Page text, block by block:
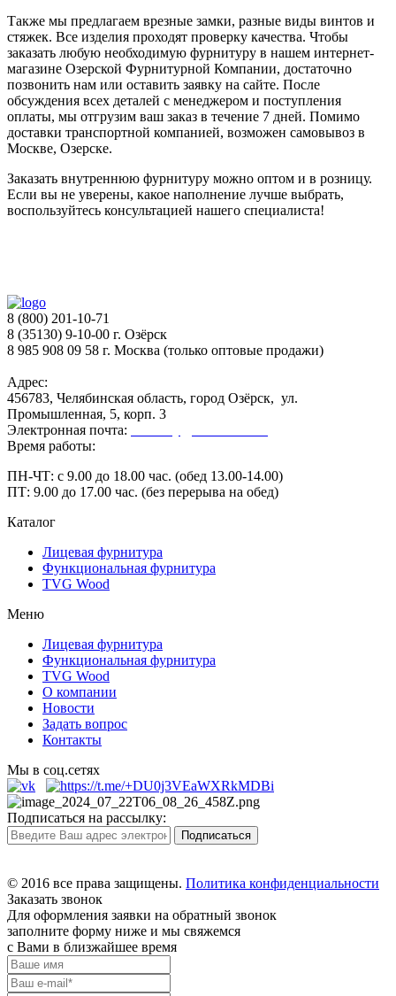
Также мы предлагаем врезные замки, разные виды винтов и
стяжек. Все изделия проходят проверку качества. Чтобы
заказать любую необходимую фурнитуру в нашем интернет-
магазине Озерской Фурнитурной Компании, достаточно
позвонить нам или оставить заявку на сайте. После
обсуждения всех деталей с менеджером и поступления
оплаты, мы отгрузим ваш заказ в течение 7 дней. Помимо
доставки транспортной компанией, возможен самовывоз в
Москве, Озерске.
Заказать внутреннюю фурнитуру можно оптом и в розницу.
Если вы не уверены, какое наполнение лучше выбрать,
воспользуйтесь консультацией нашего специалиста!
8 (800) 201-10-71
8 (35130) 9-10-00 г. Озёрск
8 985 908 09 58 г. Москва (только оптовые продажи)
Адрес:
456783, Челябинская область, город Озёрск, ул.
Промышленная, 5, корп. 3
Электронная почта:
Время работы:
ПН-ЧТ: с 9.00 до 18.00 час. (обед 13.00-14.00)
ПТ: 9.00 до 17.00 час. (без перерыва на обед)
Каталог
Лицевая фурнитура
Функциональная фурнитура
TVG Wood
Меню
Лицевая фурнитура
Функциональная фурнитура
TVG Wood
О компании
Новости
Задать вопрос
Контакты
Мы в соц.сетях
Подписаться на рассылку:
© 2016 все права защищены. Политика конфиденциальности
Заказать звонок
Для оформления заявки на обратный звонок
заполните форму ниже и мы свяжемся
с Вами в близжайшее время